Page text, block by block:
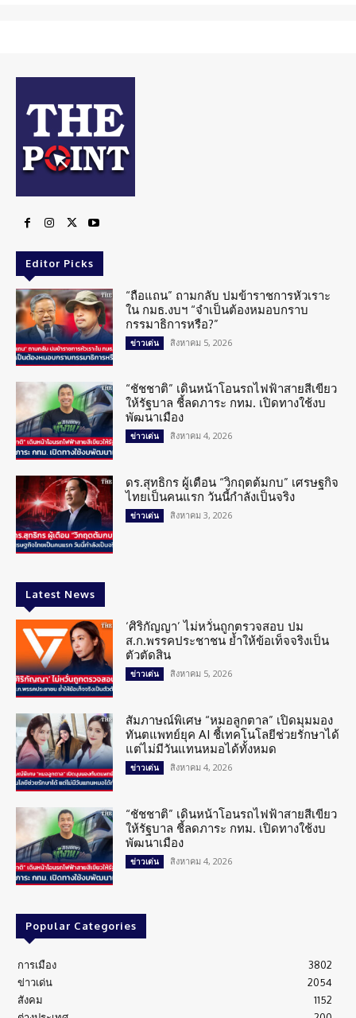
Editor Picks
“ถือแถน” ถามกลับ ปมข้าราชการหัวเราะ
ใน กมธ.งบฯ “จำเป็นต้องหมอบกราบ
กรรมาธิการหรือ?”
ข่าวเด่น สิงหาคม 5, 2026
“ชัชชาติ” เดินหน้าโอนรถไฟฟ้าสายสีเขียว
ให้รัฐบาล ชี้ลดภาระ กทม. เปิดทางใช้งบ
พัฒนาเมือง
ข่าวเด่น สิงหาคม 4, 2026
ดร.สุทธิกร ผู้เตือน “วิกฤตต้มกบ” เศรษฐกิจ
ไทยเป็นคนแรก วันนี้กำลังเป็นจริง
ข่าวเด่น สิงหาคม 3, 2026
Latest News
‘ศิริกัญญา’ ไม่หวั่นถูกตรวจสอบ ปม
ส.ก.พรรคประชาชน ย้ำให้ข้อเท็จจริงเป็น
ตัวตัดสิน
ข่าวเด่น สิงหาคม 5, 2026
สัมภาษณ์พิเศษ “หมอลูกตาล” เปิดมุมมอง
ทันตแพทย์ยุค AI ชี้เทคโนโลยีช่วยรักษาได้
แต่ไม่มีวันแทนหมอได้ทั้งหมด
ข่าวเด่น สิงหาคม 4, 2026
“ชัชชาติ” เดินหน้าโอนรถไฟฟ้าสายสีเขียว
ให้รัฐบาล ชี้ลดภาระ กทม. เปิดทางใช้งบ
พัฒนาเมือง
ข่าวเด่น สิงหาคม 4, 2026
Popular Categories
การเมือง
3802
ข่าวเด่น
2054
สังคม
1152